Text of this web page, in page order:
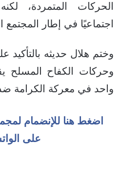
الحركات المتمردة،
اجتماعيًا في إطار المجتمع
وختم هلال حديثه
وحركات الكفاح
واحد في معركة الكرامة
اضغط هنا للإنضمام
على